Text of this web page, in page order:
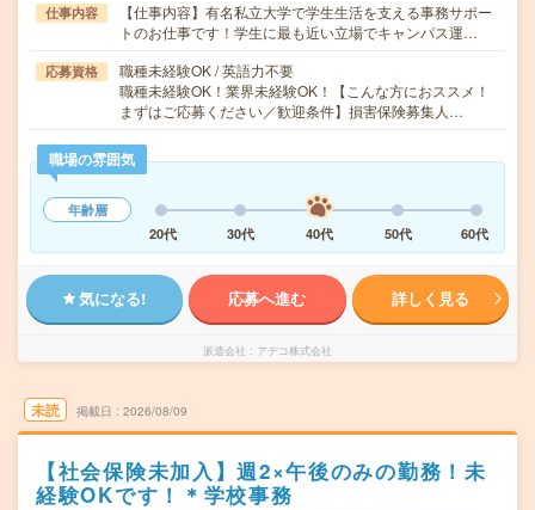
仕事内容
【仕事内容】有名私立大学で学生生活を支える事務サポー
トのお仕事です！学生に最も近い立場でキャンパス運…
応募資格
職種未経験OK / 英語力不要
職種未経験OK！業界未経験OK！【こんな方におススメ！
まずはご応募ください／歓迎条件】損害保険募集人…
職場の雰囲気
年齢層
20代
30代 40代 50代 60代
気になる! 応募へ進む 詳しく見る
派遣会社 アデコ株式会社
未読 掲載日 2026/08/09
【社会保険未加入】週2×午後のみの勤務！未
経験OKです！＊学校事務